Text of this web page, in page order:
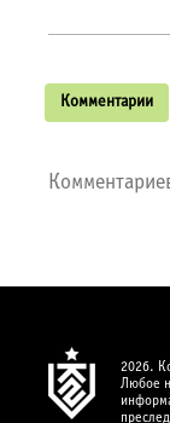
Комментарии
2026.
Любое